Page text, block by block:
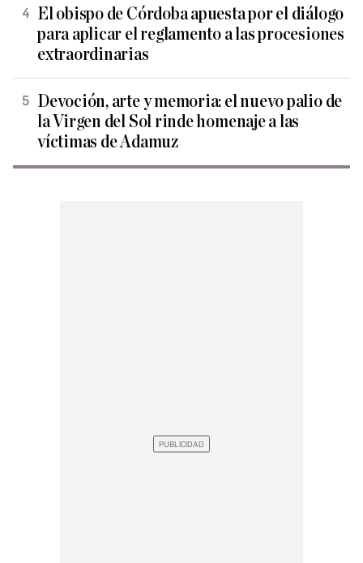
El obispo de Córdoba apuesta por el diálogo
para aplicar el reglamento a las procesiones
extraordinarias
Devoción, arte y memoria: el nuevo palio de
la Virgen del Sol rinde homenaje a las
víctimas de Adamuz